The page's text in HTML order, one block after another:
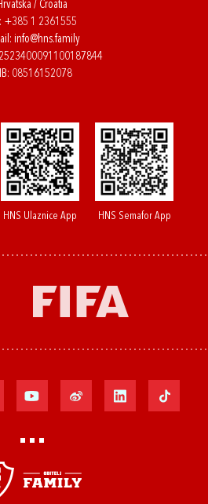
/ Croatia
+385 1 2361555
info@hns.family
08516152078
HNS Ulaznice App HNS Semafor App